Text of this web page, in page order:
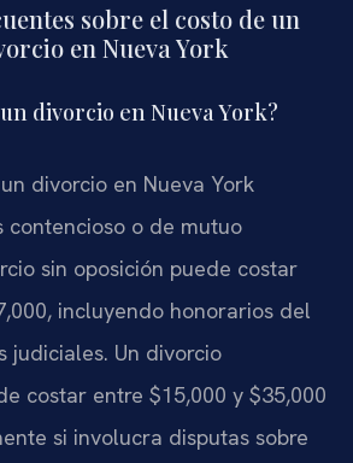
sobre el costo de un
en Nueva York
divorcio en Nueva York?
divorcio en Nueva York
contencioso o de mutuo
sin oposición puede costar
incluyendo honorarios del
judiciales. Un divorcio
costar entre $15,000 y $35,000
si involucra disputas sobre